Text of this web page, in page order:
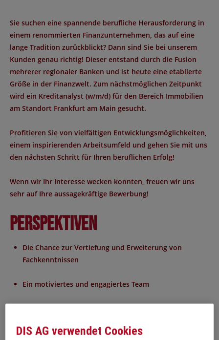
Sie suchen eine spannende berufliche Herausforderung in
einem renommierten Finanzunternehmen, das auf eine
lange Tradition zurückblickt? Dann sind Sie bei unserem
Kunden genau richtig! Dieser entstand durch die Fusion
mehrerer regionaler Banken und ist heute eine etablierte
Größe in der Finanzwelt. Zum nächstmöglichen Zeitpunkt
wird ein Kreditanalyst (w/m/d) für den Bereich Immobilien
am Standort Frankfurt am Main gesucht.
Profitieren Sie von vielfältigen Entwicklungsmöglichkeiten,
einem inspirierenden Arbeitsumfeld und gehen Sie mit uns
den nächsten Schritt für Ihren beruflichen Erfolg!
Wenn wir Ihr Interesse wecken konnten, freuen wir uns
sehr auf Ihre aussagekräftige Bewerbung!
Perspektiven
Die Chance zur Vertiefung und Erweiterung von
Fachkenntnissen
Ein motiviertes und engagiertes Team
DIS AG verwendet Cookies